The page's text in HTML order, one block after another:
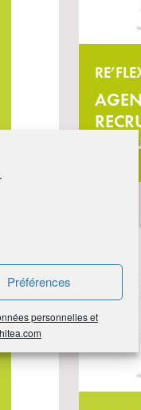
Préférences
personnelles et